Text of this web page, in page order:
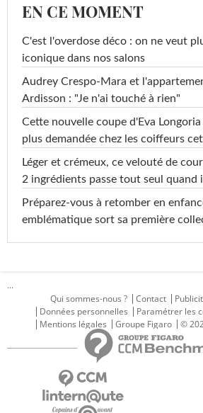
EN CE MOMENT
C'est l'overdose déco : on ne veut
iconique dans nos salons
Audrey Crespo-Mara et
Ardisson : "Je n'ai touché à rien"
Cette nouvelle coupe d'Eva
plus demandée chez les coiffeurs
Léger et crémeux, ce velouté de
2 ingrédients passe tout seul quand
Préparez-vous à retomber en
emblématique sort sa première
...
Qui sommes-nous ?
Contact
Données personnelles
Paramétrer les
Mentions légales
Groupe Figaro ©